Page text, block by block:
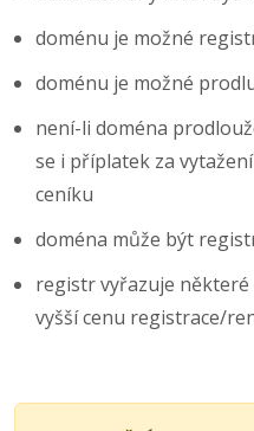
doménu je možné
doménu je možné
není-li doména
se i příplatek za
ceníku
doména může být
registr vyřazuje některé
vyšší cenu registrace/